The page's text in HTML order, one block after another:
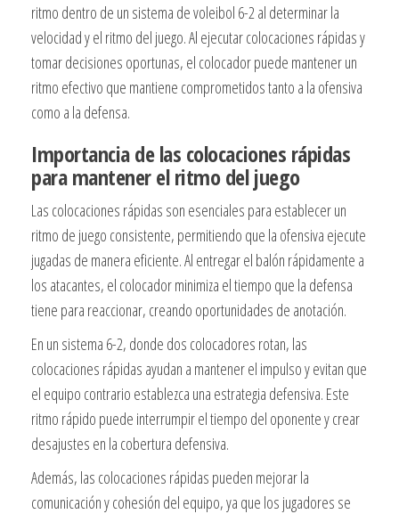
ritmo dentro de un sistema de voleibol 6-2 al determinar la
velocidad y el ritmo del juego. Al ejecutar colocaciones rápidas y
tomar decisiones oportunas, el colocador puede mantener un
ritmo efectivo que mantiene comprometidos tanto a la ofensiva
como a la defensa.
Importancia de las colocaciones rápidas
para mantener el ritmo del juego
Las colocaciones rápidas son esenciales para establecer un
ritmo de juego consistente, permitiendo que la ofensiva ejecute
jugadas de manera eficiente. Al entregar el balón rápidamente a
los atacantes, el colocador minimiza el tiempo que la defensa
tiene para reaccionar, creando oportunidades de anotación.
En un sistema 6-2, donde dos colocadores rotan, las
colocaciones rápidas ayudan a mantener el impulso y evitan que
el equipo contrario establezca una estrategia defensiva. Este
ritmo rápido puede interrumpir el tiempo del oponente y crear
desajustes en la cobertura defensiva.
Además, las colocaciones rápidas pueden mejorar la
comunicación y cohesión del equipo, ya que los jugadores se